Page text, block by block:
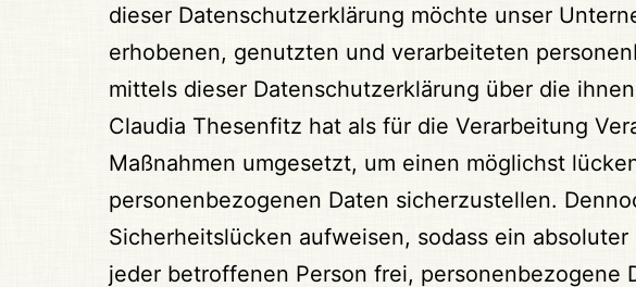
dieser Datenschutzerklärung möchte unser
erhobenen, genutzten und verarbeiteten
mittels dieser Datenschutzerklärung über die
Claudia Thesenfitz hat als für die Verarbeitung
Maßnahmen umgesetzt, um einen möglichst
personenbezogenen Daten sicherzustellen.
Sicherheitslücken aufweisen, sodass ein
jeder betroffenen Person frei, personenbezogene